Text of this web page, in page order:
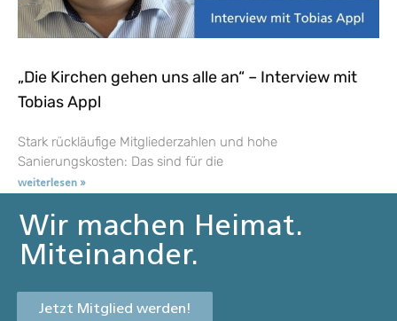
„Die Kirchen gehen uns alle an“ – Interview mit
Tobias Appl
Stark rückläufige Mitgliederzahlen und hohe
Sanierungskosten: Das sind für die
weiterlesen »
Wir machen Heimat.
Miteinander.
Jetzt Mitglied werden!